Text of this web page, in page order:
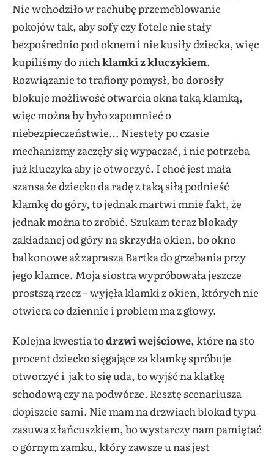
Nie wchodziło w rachubę przemeblowanie
pokojów tak, aby sofy czy fotele nie stały
bezpośrednio pod oknem i nie kusiły dziecka, więc
kupiliśmy do nichklamki z kluczykiem.
Rozwiązanie to trafiony pomysł, bo dorosły
blokuje możliwość otwarcia okna taką klamką,
więc można by było zapomnieć o
niebezpieczeństwie… Niestety po czasie
mechanizmy zaczęły się wypaczać, i nie potrzeba
już kluczyka aby je otworzyć. I choć jest mała
szansa że dziecko da radę z taką siłą podnieść
klamkę do góry, to jednak martwi mnie fakt, że
jednak można to zrobić. Szukam teraz blokady
zakładanej od góry na skrzydła okien, bo okno
balkonowe aż zaprasza Bartka do grzebania przy
jego klamce. Moja siostra wypróbowała jeszcze
prostszą rzecz – wyjęła klamki z okien, których nie
otwiera co dziennie i problem ma z głowy.
Kolejna kwestia todrzwi wejściowe, które na sto
procent dziecko sięgające za klamkę spróbuje
otworzyć i jak to się uda, to wyjść na klatkę
schodową czy na podwórze. Resztę scenariusza
dopiszcie sami. Nie mam na drzwiach blokad typu
zasuwa z łańcuszkiem, bo wystarczy nam pamiętać
o górnym zamku, który zawsze u nas jest